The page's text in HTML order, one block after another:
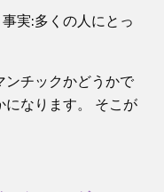
実:多くの人にとっ
ンチックかどうかで
になります。 そこが